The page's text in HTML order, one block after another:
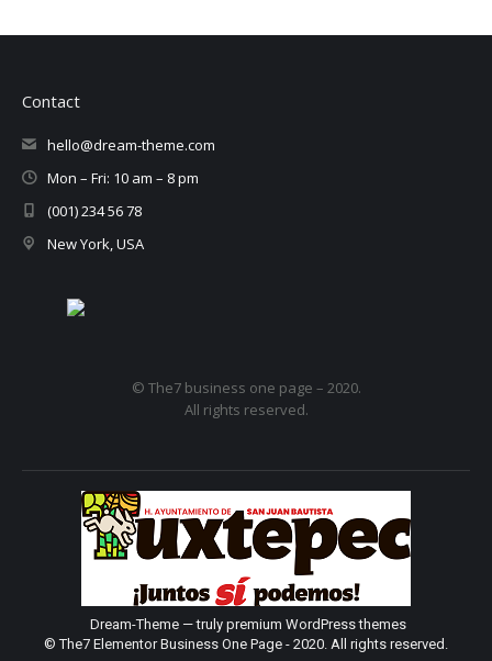
Contact
hello@dream-theme.com
Mon – Fri: 10 am – 8 pm
(001) 234 56 78
New York, USA
© The7 business one page – 2020.
All rights reserved.
Dream-Theme — truly premium WordPress themes
© The7 Elementor Business One Page - 2020. All rights reserved.